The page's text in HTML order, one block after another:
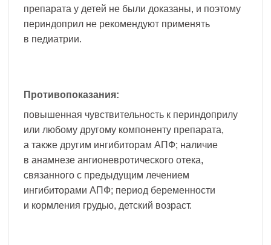
препарата у детей не были доказаны, и поэтому
периндоприл не рекомендуют применять
в педиатрии.
Противопоказания:
повышенная чувствительность к периндоприлу
или любому другому компоненту препарата,
а также другим ингибиторам АПФ; наличие
в анамнезе ангионевротического отека,
связанного с предыдущим лечением
ингибиторами АПФ; период беременности
и кормления грудью, детский возраст.